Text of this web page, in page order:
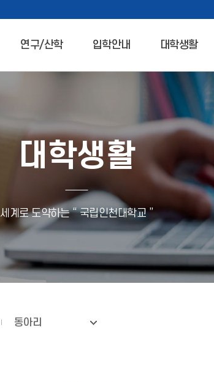
연구/산학 입학안내 대학생활
대학생활
세계로 도약하는 “ 국립인천대학교 ”
동아리